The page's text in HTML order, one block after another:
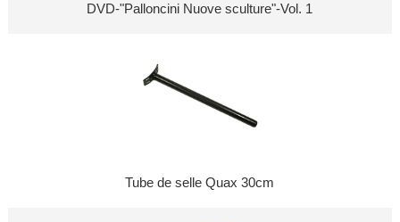
DVD-"Palloncini Nuove sculture"-Vol. 1
Tube de selle Quax 30cm